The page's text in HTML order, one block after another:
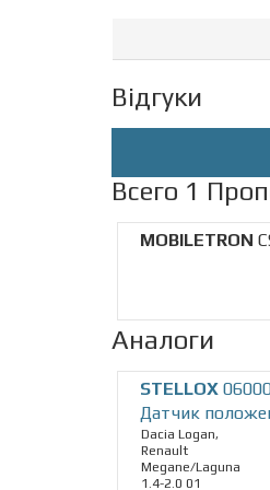
Відгуки
Всего 1
MOBILETRON
Аналоги
STELLOX
Датчик
Dacia Logan,
Renault
Megane/Laguna
1.4-2.0 01